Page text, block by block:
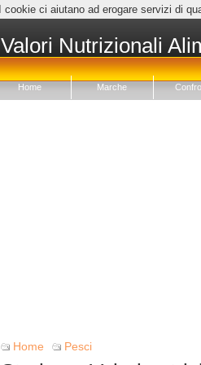
I cookie ci aiutano ad erogare servizi di
Valori Nutrizionali
Home Marche
Home Pesci